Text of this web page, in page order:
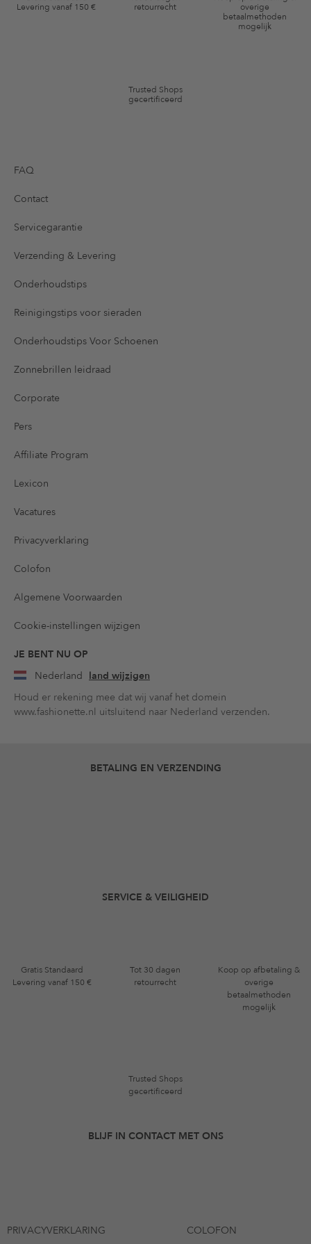
*De kortingsbon is vanaf de registratie 60 dagen eenmalig geldig. Niet
geldig op de categorie kleding en pre-loved artikelen. Bepaalde merken
Levering vanaf 150 €
retourrecht
overige
betaalmethoden
mogelijk
Trusted Shops
gecertificeerd
FAQ
Contact
Servicegarantie
Verzending & Levering
Onderhoudstips
Reinigingstips voor sieraden
Onderhoudstips Voor Schoenen
Zonnebrillen leidraad
Corporate
Pers
Affiliate Program
Lexicon
Vacatures
Privacyverklaring
Colofon
Algemene Voorwaarden
Cookie-instellingen wijzigen
JE BENT NU OP
Nederland land wijzigen
Houd er rekening mee dat wij vanaf het domein
www.fashionette.nl uitsluitend naar Nederland verzenden.
BETALING EN VERZENDING
SERVICE & VEILIGHEID
Gratis Standaard
Levering vanaf 150 €
Tot 30 dagen
retourrecht
Koop op afbetaling &
overige
betaalmethoden
mogelijk
Trusted Shops
gecertificeerd
BLIJF IN CONTACT MET ONS
PRIVACYVERKLARING COLOFON